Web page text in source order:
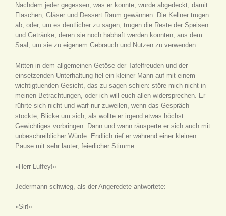
Nachdem jeder gegessen, was er konnte, wurde abgedeckt, damit
Flaschen, Gläser und Dessert Raum gewännen. Die Kellner trugen
ab, oder, um es deutlicher zu sagen, trugen die Reste der Speisen
und Getränke, deren sie noch habhaft werden konnten, aus dem
Saal, um sie zu eigenem Gebrauch und Nutzen zu verwenden.
Mitten in dem allgemeinen Getöse der Tafelfreuden und der
einsetzenden Unterhaltung fiel ein kleiner Mann auf mit einem
wichtigtuenden Gesicht, das zu sagen schien: störe mich nicht in
meinen Betrachtungen, oder ich will euch allen widersprechen. Er
rührte sich nicht und warf nur zuweilen, wenn das Gespräch
stockte, Blicke um sich, als wollte er irgend etwas höchst
Gewichtiges vorbringen. Dann und wann räusperte er sich auch mit
unbeschreiblicher Würde. Endlich rief er während einer kleinen
Pause mit sehr lauter, feierlicher Stimme:
»Herr Luffey!«
Jedermann schwieg, als der Angeredete antwortete:
»Sir!«